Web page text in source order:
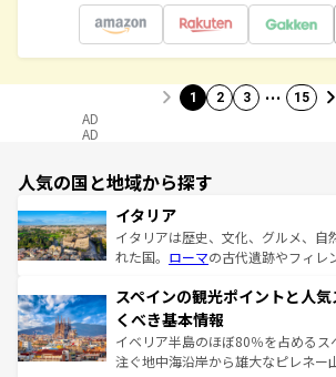
1 2 3 … 15
AD
AD
人気の国と地域から探す
イタリア
イタリアは歴史、文化、グルメ、自
れた国。 ローマの古代遺跡やフィレ
ろん、トスカーナの美しい田園風景
景など、自然景観も見逃せない。観
ピザやパスタなど、絶品のイタリア
できる。朝目覚めてから夜眠るまで
スペインの観光ポイントと人
くべき基本情報
イベリア半島のほぼ80％を占めるス
注ぐ地中海沿岸から雄大なピレネー